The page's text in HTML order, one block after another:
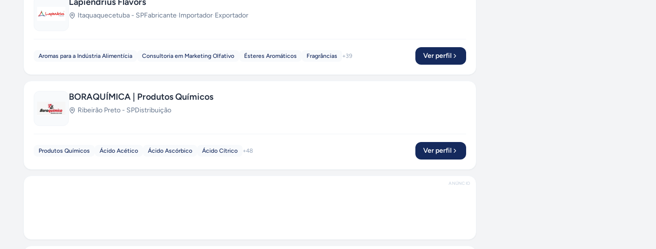
Itaquaquecetuba - SPFabricante·Importador·Exportador
Aromas para a Indústria Alimentícia Consultoria em Marketing Olfativo Ésteres Aromáticos Fragrâncias +39 Ver perfil
BORAQUÍMICA | Produtos Químicos
Ribeirão Preto - SPDistribuição
Produtos Químicos Ácido Acético Ácido Ascórbico Ácido Cítrico +48 Ver perfil
ANÚNCIO